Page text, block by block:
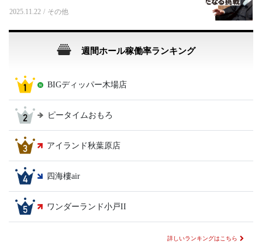
2025.11.22 / その他
週間ホール稼働率ランキング
BIGディッパー木場店
ピータイムおもろ
アイランド秋葉原店
四海樓air
ワンダーランド小戸II
詳しいランキングはこちら